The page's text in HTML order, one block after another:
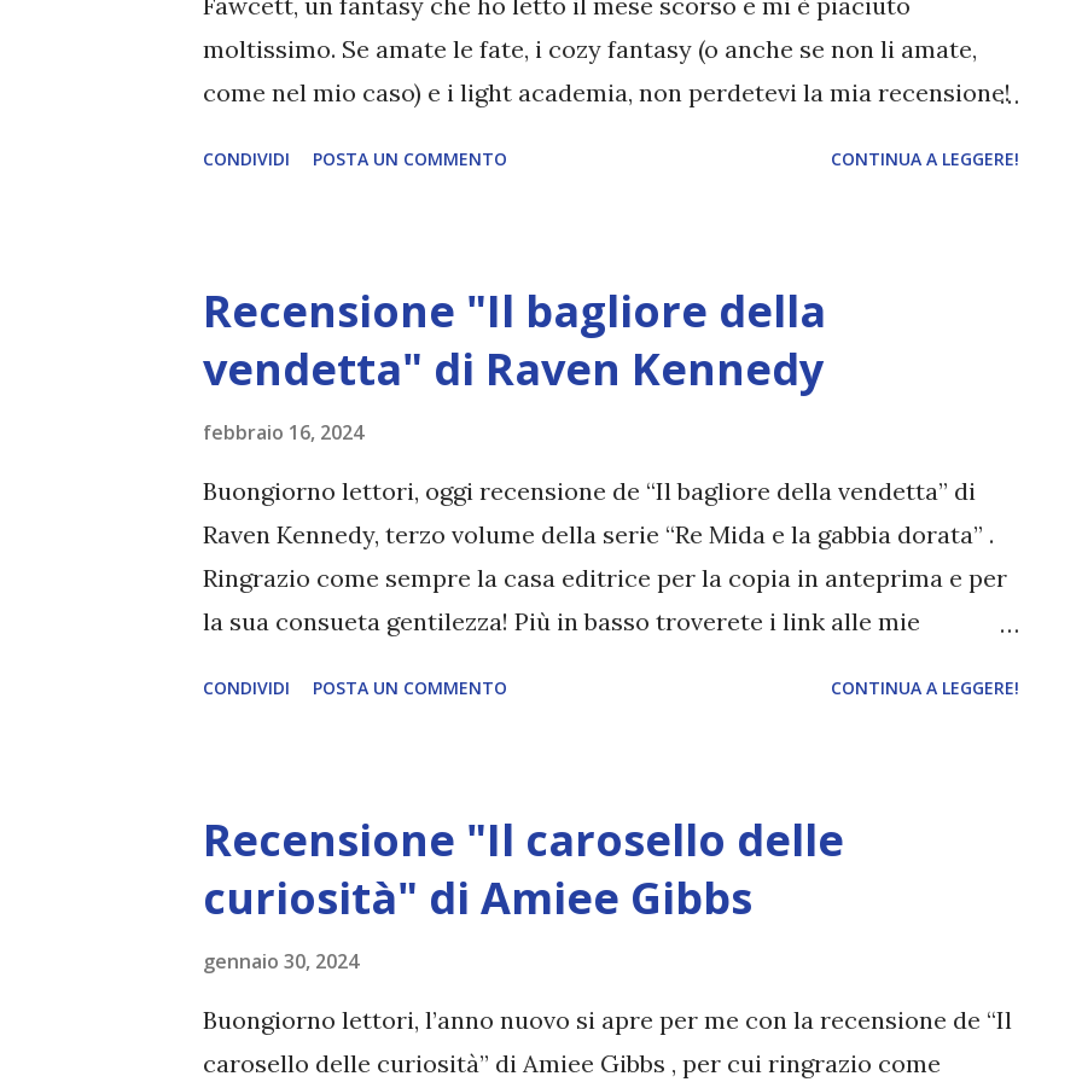
moltissimo. Se amate le fate, i cozy fantasy (o anche se non li amate,
come nel mio caso) e i light academia, non perdetevi la mia recensione!
prima enciclopedia al mondo dedicata alle leggende su queste
creature. Ma Emily Wilde non è brava con le persone. E infatti, quando,
nell'autunno del 1909, arriva nel remoto villaggio di Hrafnsvik, non ha
alcuna intenzione di fare amicizia con i burberi abitanti. Né tanto meno
le interessa trascorrere del tempo con l'altro nuovo arrivato: Wendell
Bambleby, suo rivale accademico, in grado di ammaliare chiunque...
CONDIVIDI POSTA UN COMMENTO CONTINUA A LEGGERE!
Recensione "Il bagliore della
vendetta" di Raven Kennedy
febbraio 16, 2024
Buongiorno lettori, oggi recensione de “Il bagliore della vendetta” di
Raven Kennedy, terzo volume della serie “Re Mida e la gabbia dorata” .
Ringrazio come sempre la casa editrice per la copia in anteprima e per
la sua consueta gentilezza! Più in basso troverete i link alle mie
non vuole più rimanere rinchiusa in una prigione dorata e anela alla
libertà. Tradita da Mida e vessata dalle menzogne, non ha intenzione di
desiderio di vendetta, tanto meno la presenza del potente Re Ravinger,
che ha tutta l'intenzione di far colpo su di lei. Ma questa volta sarà lei a
tirare le fila di tutta la vicenda, con la sola speranza che il su...
CONDIVIDI POSTA UN COMMENTO CONTINUA A LEGGERE!
Recensione "Il carosello delle
curiosità" di Amiee Gibbs
gennaio 30, 2024
Buongiorno lettori, l’anno nuovo si apre per me con la recensione de “Il
carosello delle curiosità” di Amiee Gibbs , per cui ringrazio come